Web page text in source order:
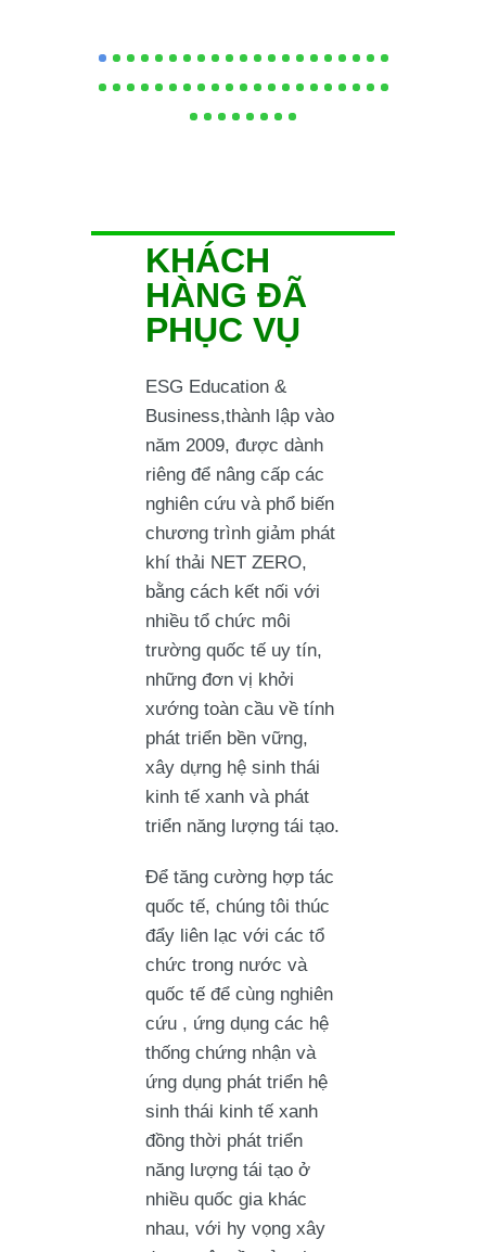
KHÁCH
HÀNG ĐÃ
PHỤC VỤ
ESG Education &
Business,thành lập vào
năm 2009, được dành
riêng để nâng cấp các
nghiên cứu và phổ biến
chương trình giảm phát
khí thải NET ZERO,
bằng cách kết nối với
nhiều tổ chức môi
trường quốc tế uy tín,
những đơn vị khởi
xướng toàn cầu về tính
phát triển bền vững,
xây dựng hệ sinh thái
kinh tế xanh và phát
triển năng lượng tái tạo.
Để tăng cường hợp tác
quốc tế, chúng tôi thúc
đẩy liên lạc với các tổ
chức trong nước và
quốc tế để cùng nghiên
cứu , ứng dụng các hệ
thống chứng nhận và
ứng dụng phát triển hệ
sinh thái kinh tế xanh
đồng thời phát triển
năng lượng tái tạo ở
nhiều quốc gia khác
nhau, với hy vọng xây